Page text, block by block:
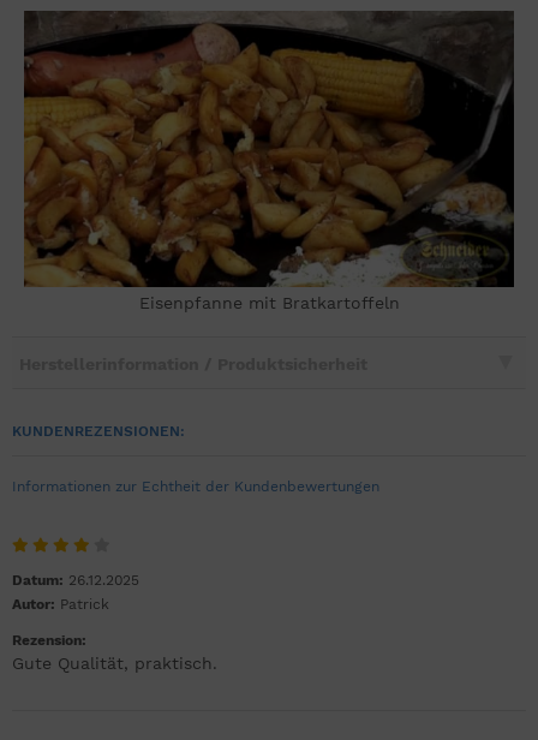
Eisenpfanne mit Bratkartoffeln
KUNDENREZENSIONEN:
Informationen zur Echtheit der Kundenbewertungen
Datum: 26.12.2025
Autor: Patrick
Rezension:
Gute Qualität, praktisch.